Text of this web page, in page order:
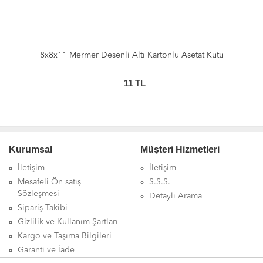
8x8x11 Mermer Desenli Altı Kartonlu Asetat Kutu
11TL
Kurumsal
İletişim
Mesafeli Ön satış
Sözleşmesi
Sipariş Takibi
Gizlilik ve Kullanım Şartları
Kargo ve Taşıma Bilgileri
Garanti ve İade
Müşteri Hizmetleri
İletişim
S.S.S.
Detaylı Arama